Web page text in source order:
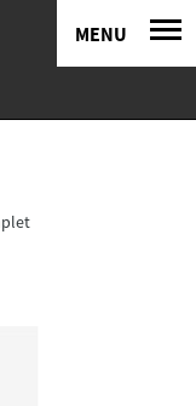
MENU